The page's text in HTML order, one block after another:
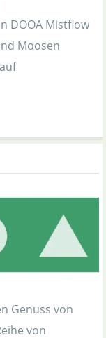
DOOA Mistflow
Moosen
Genuss von
von